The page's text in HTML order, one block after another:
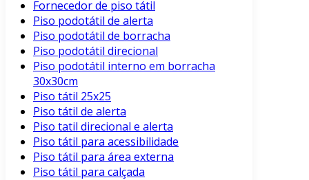
Fornecedor de piso tátil
Piso podotátil de alerta
Piso podotátil de borracha
Piso podotátil direcional
Piso podotátil interno em borracha
30x30cm
Piso tátil 25x25
Piso tátil de alerta
Piso tatil direcional e alerta
Piso tátil para acessibilidade
Piso tátil para área externa
Piso tátil para calçada